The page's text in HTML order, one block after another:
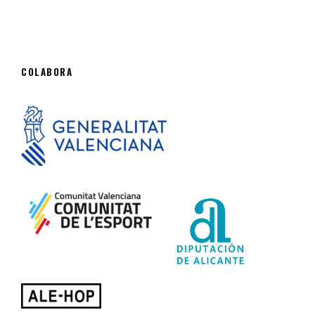
COLABORA